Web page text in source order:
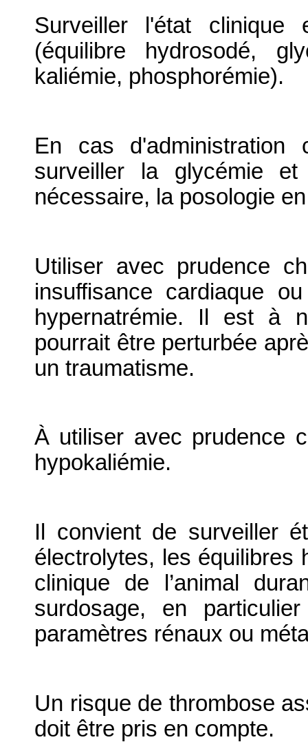
Surveiller l'état clinique
(équilibre hydrosodé,
kaliémie, phosphorémie).
En cas d'administration
surveiller la glycémie
nécessaire, la posologie
Utiliser avec prudence
insuffisance cardiaque
hypernatrémie. Il est à
pourrait être perturbée
un traumatisme.
À utiliser avec prudence
hypokaliémie.
Il convient de surveiller
électrolytes, les équilibres
clinique de l’animal
surdosage, en
paramètres rénaux ou
Un risque de thrombose
doit être pris en compte.